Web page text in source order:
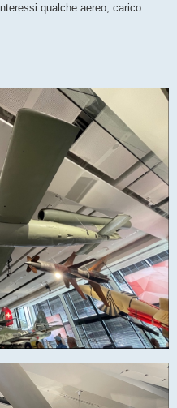
qualche aereo, carico